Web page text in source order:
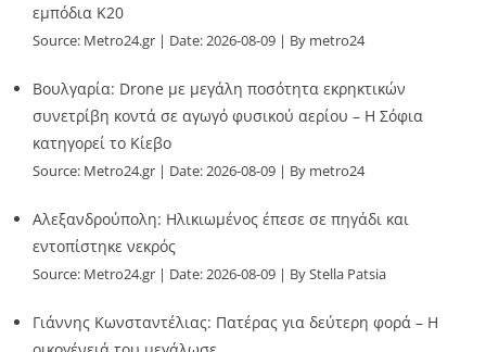
εμπόδια Κ20
Source: Metro24.gr Date: 2026-08-09 By metro24
Βουλγαρία: Drone με μεγάλη ποσότητα εκρηκτικών
συνετρίβη κοντά σε αγωγό φυσικού αερίου – Η Σόφια
κατηγορεί το Κίεβο
Source: Metro24.gr Date: 2026-08-09 By metro24
Αλεξανδρούπολη: Ηλικιωμένος έπεσε σε πηγάδι και
εντοπίστηκε νεκρός
Source: Metro24.gr Date: 2026-08-09 By Stella Patsia
Γιάννης Κωνσταντέλιας: Πατέρας για δεύτερη φορά – Η